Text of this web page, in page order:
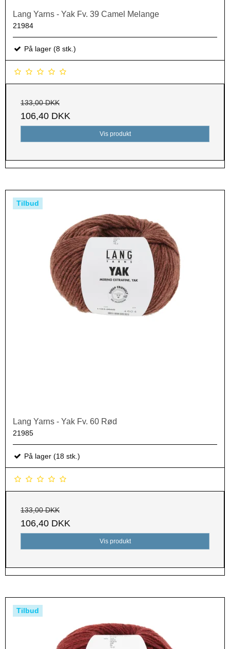
Lang Yarns - Yak Fv. 39 Camel Melange
21984
På lager (8 stk.)
133,00 DKK
106,40 DKK
Vis produkt
Tilbud
Lang Yarns - Yak Fv. 60 Rød
21985
På lager (18 stk.)
133,00 DKK
106,40 DKK
Vis produkt
Tilbud